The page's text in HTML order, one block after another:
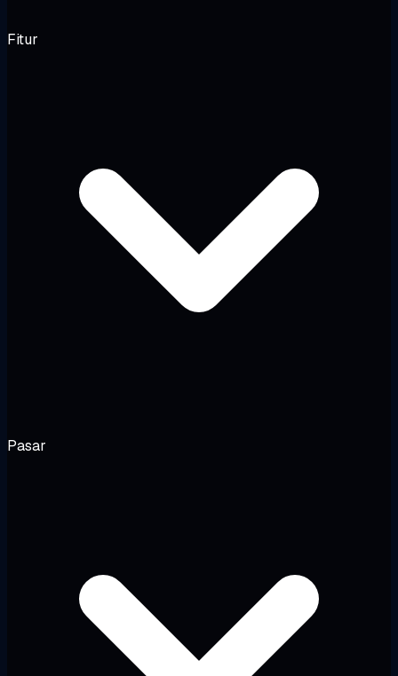
Fitur
Pasar